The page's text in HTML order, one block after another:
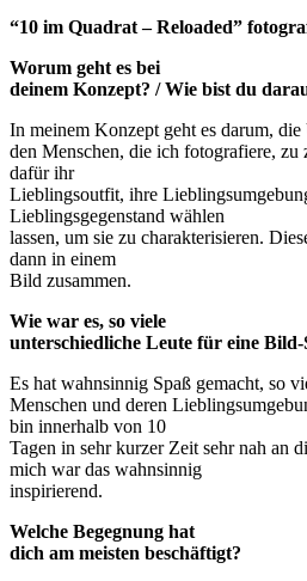
“10 im Quadrat – Reloaded”
Worum geht es bei
deinem Konzept? / Wie bist du
In meinem Konzept geht es darum,
den Menschen, die ich fotografiere, zu
dafür ihr
Lieblingsoutfit, ihre
Lieblingsgegenstand wählen
lassen, um sie zu charakterisieren.
dann in einem
Bild zusammen.
Wie war es, so viele
unterschiedliche Leute für eine
Es hat wahnsinnig Spaß gemacht, so
Menschen und deren
bin innerhalb von 10
Tagen in sehr kurzer Zeit sehr nah an
mich war das wahnsinnig
inspirierend.
Welche Begegnung hat
dich am meisten beschäftigt?